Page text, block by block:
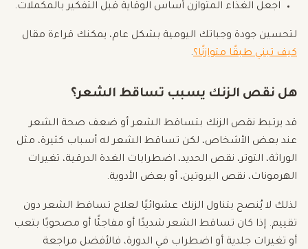
اجعل الغذاء المتوازن أساس الوقاية قبل التفكير بالمكملات.
لتحسين جودة وجباتك اليومية بشكل عام، يمكنك قراءة مقال
كيف تبني طبقًا متوازنًا؟.
هل نقص الزنك يسبب تساقط الشعر؟
قد يرتبط نقص الزنك بتساقط الشعر أو ضعف صحة الشعر
عند بعض الأشخاص، لكن تساقط الشعر له أسباب كثيرة، مثل
الوراثة، التوتر، نقص الحديد، اضطرابات الغدة الدرقية، تغيرات
الهرمونات، نقص البروتين، أو بعض الأدوية.
لذلك لا يُنصح بتناول الزنك عشوائيًا لعلاج تساقط الشعر دون
تقييم. إذا كان تساقط الشعر شديدًا أو مفاجئًا أو مصحوبًا بتعب
أو تغيرات جلدية أو اضطراب في الدورة، فالأفضل مراجعة